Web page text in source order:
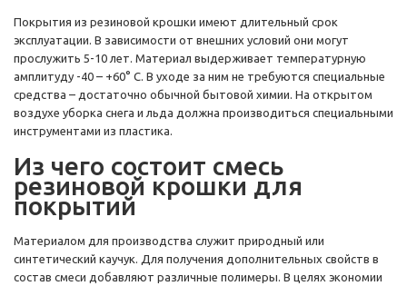
Покрытия из резиновой крошки имеют длительный срок
эксплуатации. В зависимости от внешних условий они могут
прослужить 5-10 лет. Материал выдерживает температурную
амплитуду -40 – +60° C. В уходе за ним не требуются специальные
средства – достаточно обычной бытовой химии. На открытом
воздухе уборка снега и льда должна производиться специальными
инструментами из пластика.
Из чего состоит смесь
резиновой крошки для
покрытий
Материалом для производства служит природный или
синтетический каучук. Для получения дополнительных свойств в
состав смеси добавляют различные полимеры. В целях экономии